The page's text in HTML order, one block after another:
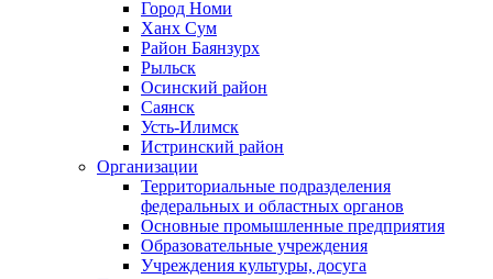
Город Номи
Ханх Сум
Район Баянзурх
Рыльск
Осинский район
Саянск
Усть-Илимск
Истринский район
Организации
Территориальные подразделения
федеральных и областных органов
Основные промышленные предприятия
Образовательные учреждения
Учреждения культуры, досуга